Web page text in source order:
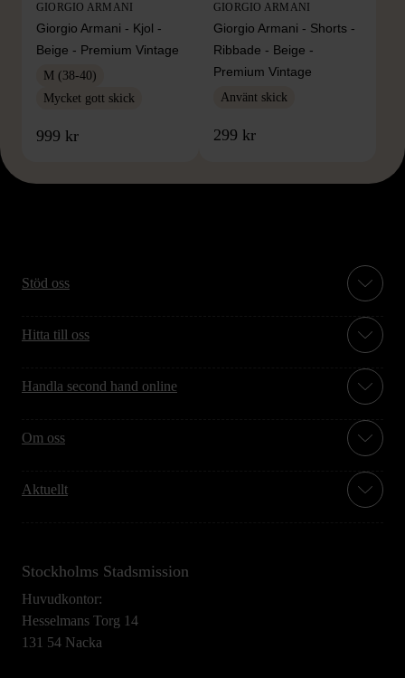
GIORGIO ARMANI
Giorgio Armani - Kjol -
Beige - Premium Vintage
M (38-40)
Mycket gott skick
999 kr
GIORGIO ARMANI
Giorgio Armani - Shorts -
Ribbade - Beige -
Premium Vintage
Använt skick
299 kr
Stöd oss
Hitta till oss
Handla second hand online
Om oss
Aktuellt
Stockholms Stadsmission
Huvudkontor:
Hesselmans Torg 14
131 54 Nacka